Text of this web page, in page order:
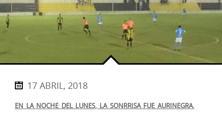
17 ABRIL, 2018
EN LA NOCHE DEL LUNES, LA SONRRISA FUE AURINEGRA.